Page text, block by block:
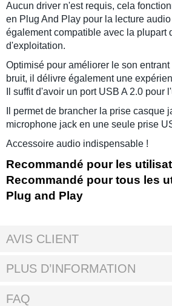
Aucun driver n'est requis, cela
en Plug And Play pour la lecture
également compatible avec la plupart
d'exploitation.
Optimisé pour améliorer le son
bruit, il délivre également une
Il suffit d'avoir un port USB A 2.0 pour
Il permet de brancher la prise casque
microphone jack en une seule prise
Accessoire audio indispensable !
Recommandé pour les
Recommandé pour tous les
Plug and Play
AVIS CLIENT
PLUS D’INFORMATION
FAQ